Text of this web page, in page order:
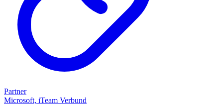
Partner
Microsoft, iTeam Verbund